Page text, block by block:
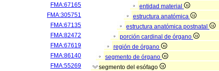
FMA:67165
entidad material
FMA:305751
estructura anatómica
FMA:67135
estructura anatómica postnatal
FMA:82472
porción cardinal de órgano
FMA:67619
región de órgano
FMA:86140
segmento de órgano
FMA:55269
segmento del esófago